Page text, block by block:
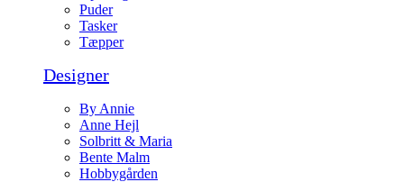
Puder
Tasker
Tæpper
Designer
By Annie
Anne Hejl
Solbritt & Maria
Bente Malm
Hobbygården